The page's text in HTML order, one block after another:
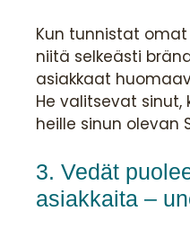
Kun tunnistat
niitä selkeästi
asiakkaat
He valitsevat sinut,
heille sinun olevan
3. Vedät
asiakkaita –